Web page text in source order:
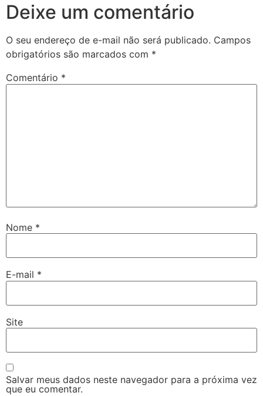
Deixe um comentário
O seu endereço de e-mail não será publicado. Campos
obrigatórios são marcados com *
Comentário *
Nome *
E-mail *
Site
Salvar meus dados neste navegador para a próxima vez
que eu comentar.